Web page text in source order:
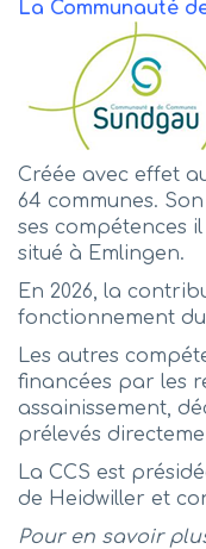
La Communauté
Créée avec effet
64 communes.
ses compétences
situé à Emlingen.
En 2026, la
fonctionnement du
Les autres
financées par les
assainissement,
prélevés
La CCS est
de Heidwiller et
Pour en savoir